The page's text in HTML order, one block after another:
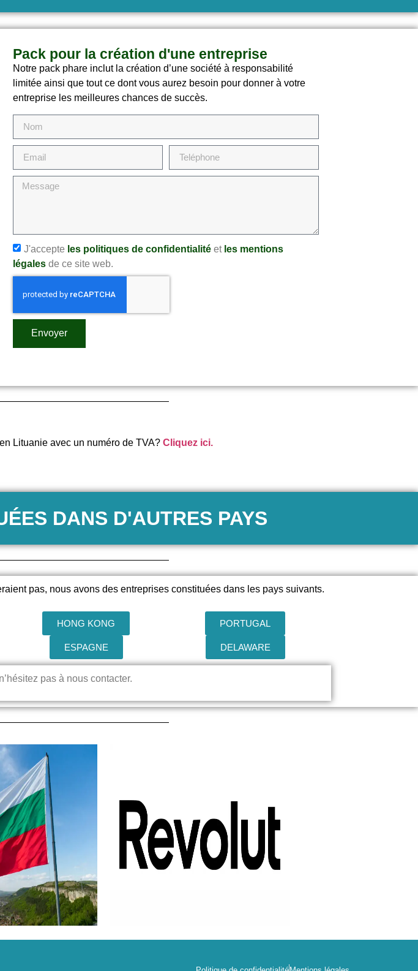
Pack pour la création d'une entreprise
Notre pack phare inclut la création d’une société à responsabilité
limitée ainsi que tout ce dont vous aurez besoin pour donner à votre
entreprise les meilleures chances de succès.
J'accepte les politiques de confidentialité et les mentions
légales de ce site web.
Envoyer
Lituanie avec un numéro de TVA? Cliquez ici.
DANS D'AUTRES PAYS
pas, nous avons des entreprises constituées dans les pays suivants.
HONG KONG PORTUGAL
ESPAGNE DELAWARE
pas à nous contacter.